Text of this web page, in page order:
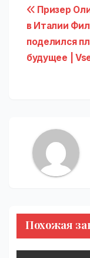
по
Призер
в Италии
поделился
будущее |
Похожая